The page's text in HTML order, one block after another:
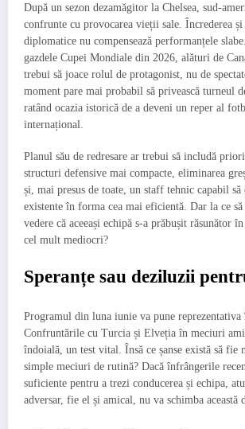
După un sezon dezamăgitor la Chelsea, sud-
confrunte cu provocarea vieții sale. Încrederea
diplomatice nu compensează performanțele
gazdele Cupei Mondiale din 2026, alături de
trebui să joace rolul de protagonist, nu de
moment pare mai probabil să privească turneul
ratând ocazia istorică de a deveni un reper al
internațional.
Planul său de redresare ar trebui să includă
structuri defensive mai compacte, eliminarea
și, mai presus de toate, un staff tehnic capabil să
existente în forma cea mai eficientă. Dar la ce
vedere că aceeași echipă s-a prăbușit răsunător
cel mult mediocri?
Speranțe sau deziluzii
Programul din luna iunie va pune reprezentativa
Confruntările cu Turcia și Elveția în meciuri
îndoială, un test vital. Însă ce șanse există să fie
simple meciuri de rutină? Dacă înfrângerile
suficiente pentru a trezi conducerea și echipa,
adversar, fie el și amical, nu va schimba această